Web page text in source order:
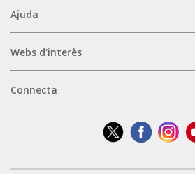
Ajuda
(mobile)
Ajuda
Webs
d'interès
Webs d'interès
Connecta
Connecta